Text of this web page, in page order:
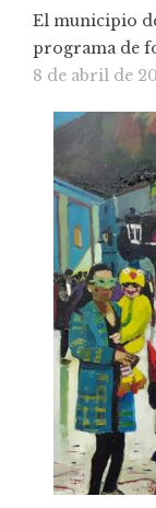
El municipio
programa de
8 de abril de